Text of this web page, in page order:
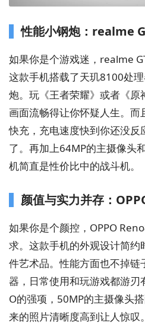
性能小钢炮：realme
如果你是个游戏迷，realme
这款手机搭载了天玑8100处
炮。玩《王者荣耀》或者《原
画面流畅得让你怀疑人生。
快充，充电速度快到你还没反
了。再加上64MP的主摄像头
机简直是性价比中的战斗机。
颜值与实力并存：
如果你是个颜控，OPPO
求。这款手机的外观设计简约
件艺术品。性能方面也不掉
器，日常使用和玩游戏都游刃
O的强项，50MP的主摄像头
来的照片清晰度高到让人惊叹